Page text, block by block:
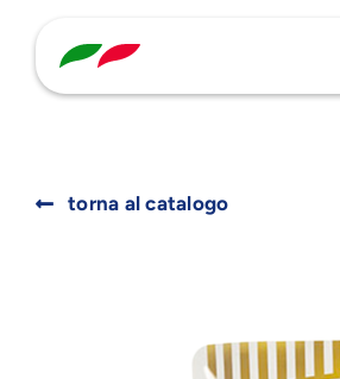
content
torna al catalogo